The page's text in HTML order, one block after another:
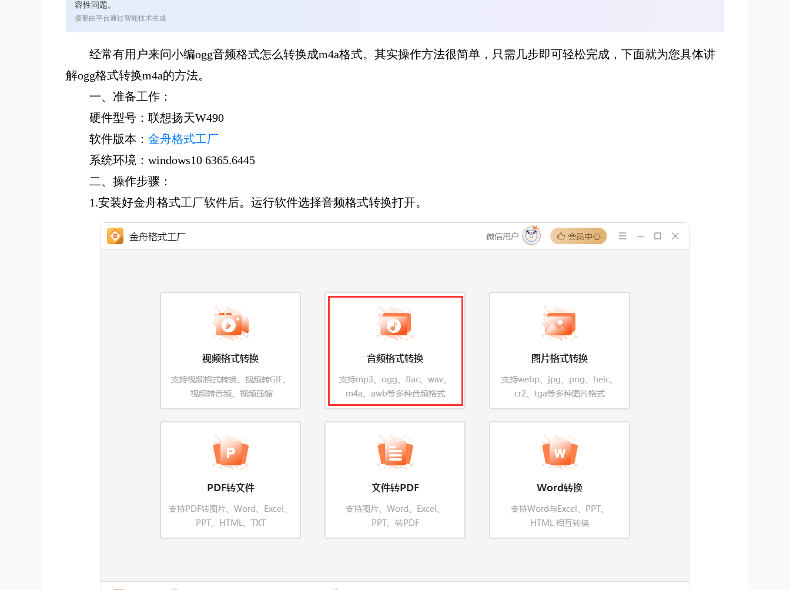
容性问题。
摘要由平台通过智能技术生成
经常有用户来问小编ogg音频格式怎么转换成m4a格式。其实操作方法很简单，只需几步即可轻松完成，下面就为您具体讲
解ogg格式转换m4a的方法。
一、准备工作：
硬件型号：联想扬天W490
软件版本： 金舟格式工厂
系统环境：windows10 6365.6445
二、操作步骤：
1.安装好金舟格式工厂软件后。运行软件选择音频格式转换打开。